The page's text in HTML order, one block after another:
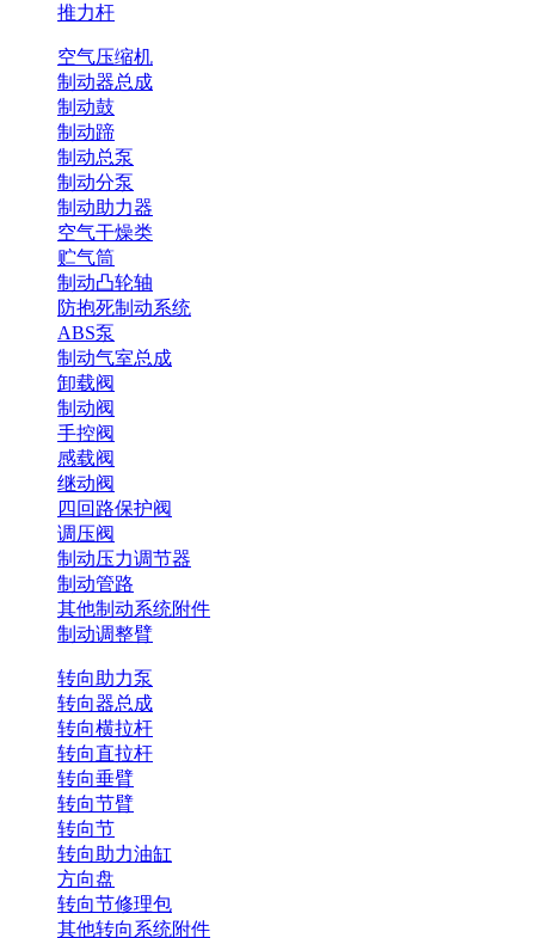
推力杆
空气压缩机
制动器总成
制动鼓
制动蹄
制动总泵
制动分泵
制动助力器
空气干燥类
贮气筒
制动凸轮轴
防抱死制动系统
ABS泵
制动气室总成
卸载阀
制动阀
手控阀
感载阀
继动阀
四回路保护阀
调压阀
制动压力调节器
制动管路
其他制动系统附件
制动调整臂
转向助力泵
转向器总成
转向横拉杆
转向直拉杆
转向垂臂
转向节臂
转向节
转向助力油缸
方向盘
转向节修理包
其他转向系统附件